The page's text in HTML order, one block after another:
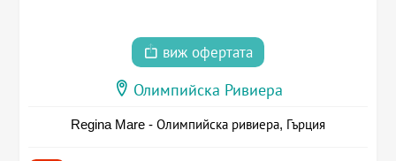
виж офертата
Олимпийска Ривиера
Regina Mare - Олимпийска ривиера, Гърция